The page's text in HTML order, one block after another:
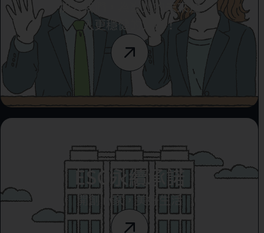
加入我們，為臺北的未來注
入更穩健的力量！
ESG永續承諾
開創心家，美好生活